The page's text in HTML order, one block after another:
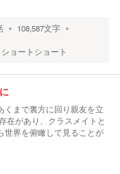
108,587文字
ショートショート
くまで裏方に回り親友を立
在があり、クラスメイトと
世界を俯瞰して見ることが